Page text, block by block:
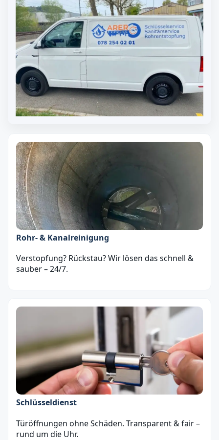
Rohr- & Kanalreinigung
Verstopfung? Rückstau? Wir lösen das schnell &
sauber – 24/7.
Schlüsseldienst
Türöffnungen ohne Schäden. Transparent & fair –
rund um die Uhr.